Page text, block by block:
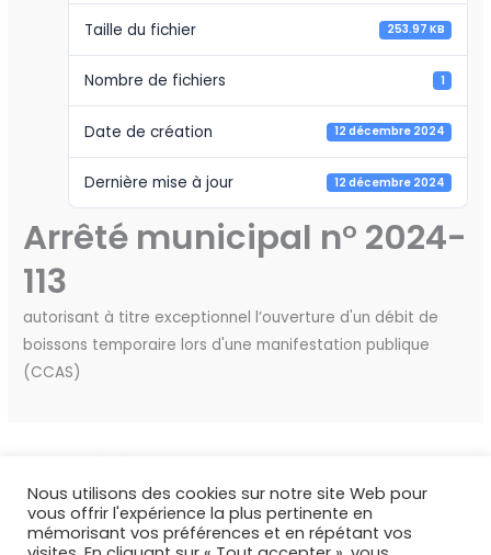
Taille du fichier 253.97 KB
Nombre de fichiers 1
Date de création 12 décembre 2024
Dernière mise à jour 12 décembre 2024
Arrêté municipal n° 2024-
113
autorisant à titre exceptionnel l’ouverture d'un débit de
boissons temporaire lors d'une manifestation publique
(CCAS)
Nous utilisons des cookies sur notre site Web pour
vous offrir l'expérience la plus pertinente en
mémorisant vos préférences et en répétant vos